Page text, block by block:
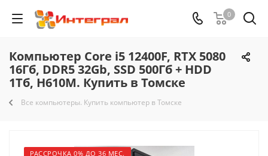
0
Компьютер Core i5 12400F, RTX 5080
16Гб, DDR5 32Gb, SSD 500Гб + HDD
1Тб, H610M. Купить в Томске
Все компьютеры. Купить компьютер в Томске
РАССРОЧКА 0% ДО 36 МЕС.